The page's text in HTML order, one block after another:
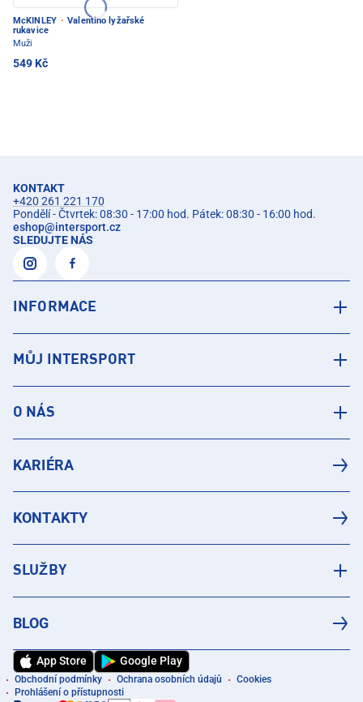
McKINLEY · Valentino lyžařské
rukavice
Muži
549 Kč
KONTAKT
+420 261 221 170
Pondělí - Čtvrtek: 08:30 - 17:00 hod. Pátek: 08:30 - 16:00 hod.
eshop@intersport.cz
SLEDUJTE NÁS
INFORMACE
MŮJ INTERSPORT
O NÁS
KARIÉRA
KONTAKTY
SLUŽBY
BLOG
App Store Google Play
Obchodní podmínky Ochrana osobních údajů
Cookies
Prohlášení o přístupnosti